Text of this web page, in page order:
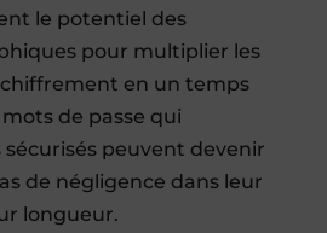
le potentiel des
pour multiplier les
en un temps
de passe qui
peuvent devenir
de négligence dans leur
longueur.